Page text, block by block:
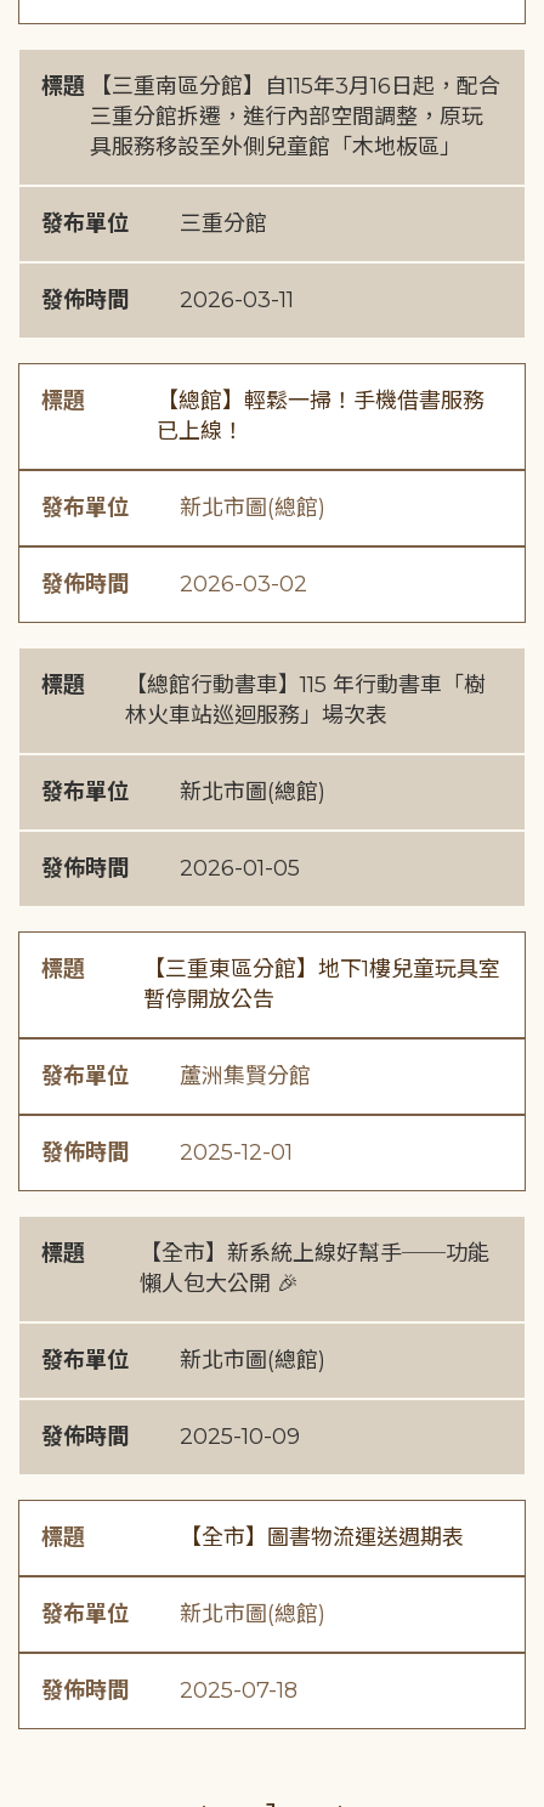
標題
【三重南區分館】自115年3月16日起，配合
三重分館拆遷，進行內部空間調整，原玩
具服務移設至外側兒童館「木地板區」
發布單位 三重分館
發佈時間 2026-03-11
標題
【總館】輕鬆一掃！手機借書服務
已上線！
發布單位 新北市圖(總館)
發佈時間 2026-03-02
標題
【總館行動書車】115 年行動書車「樹
林火車站巡迴服務」場次表
發布單位 新北市圖(總館)
發佈時間 2026-01-05
標題
【三重東區分館】地下1樓兒童玩具室
暫停開放公告
發布單位 蘆洲集賢分館
發佈時間 2025-12-01
標題
【全市】新系統上線好幫手──功能
懶人包大公開 🎉
發布單位 新北市圖(總館)
發佈時間 2025-10-09
標題 【全市】圖書物流運送週期表
發布單位 新北市圖(總館)
發佈時間 2025-07-18